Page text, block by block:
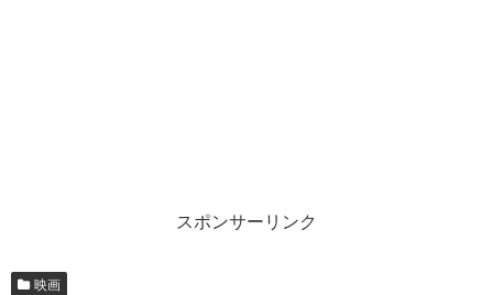
スポンサーリンク
映画